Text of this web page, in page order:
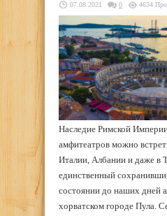
07.08.2021 0 4634
Наследие Римской
амфитеатров можно
Италии, Албании и даже в
единственный
состоянии до наших дней
хорватском городе Пула.